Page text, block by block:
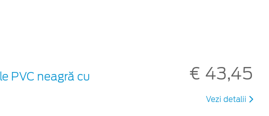
PVC neagră cu
€ 43,45
Vezi detalii